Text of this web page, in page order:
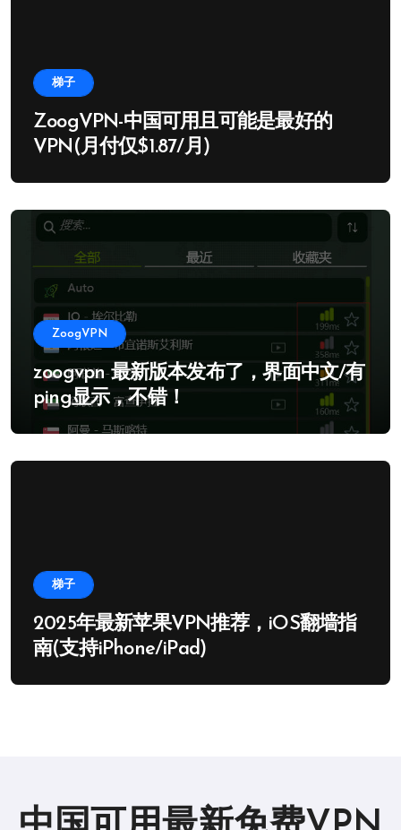
梯子
ZoogVPN-中国可用且可能是最好的
VPN(月付仅$1.87/月)
ZoogVPN
zoogvpn 最新版本发布了，界面中文/有
ping显示，不错！
梯子
2025年最新苹果VPN推荐，iOS翻墙指
南(支持iPhone/iPad)